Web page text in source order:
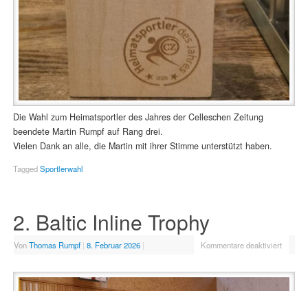
Die Wahl zum Heimatsportler des Jahres der Celleschen Zeitung
beendete Martin Rumpf auf Rang drei.
Vielen Dank an alle, die Martin mit ihrer Stimme unterstützt haben.
TaggedSportlerwahl
2. Baltic Inline Trophy
VonThomas Rumpf | 8. Februar 2026 | Kommentare deaktiviert